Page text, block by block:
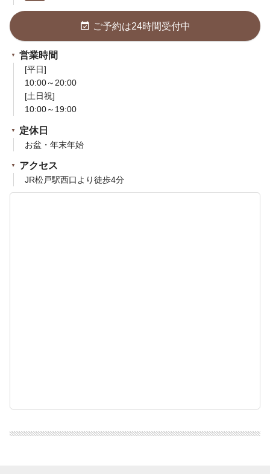
event_available ご予約は24時間受付中
営業時間
[平日]
10:00～20:00
[土日祝]
10:00～19:00
定休日
お盆・年末年始
アクセス
JR松戸駅西口より徒歩4分